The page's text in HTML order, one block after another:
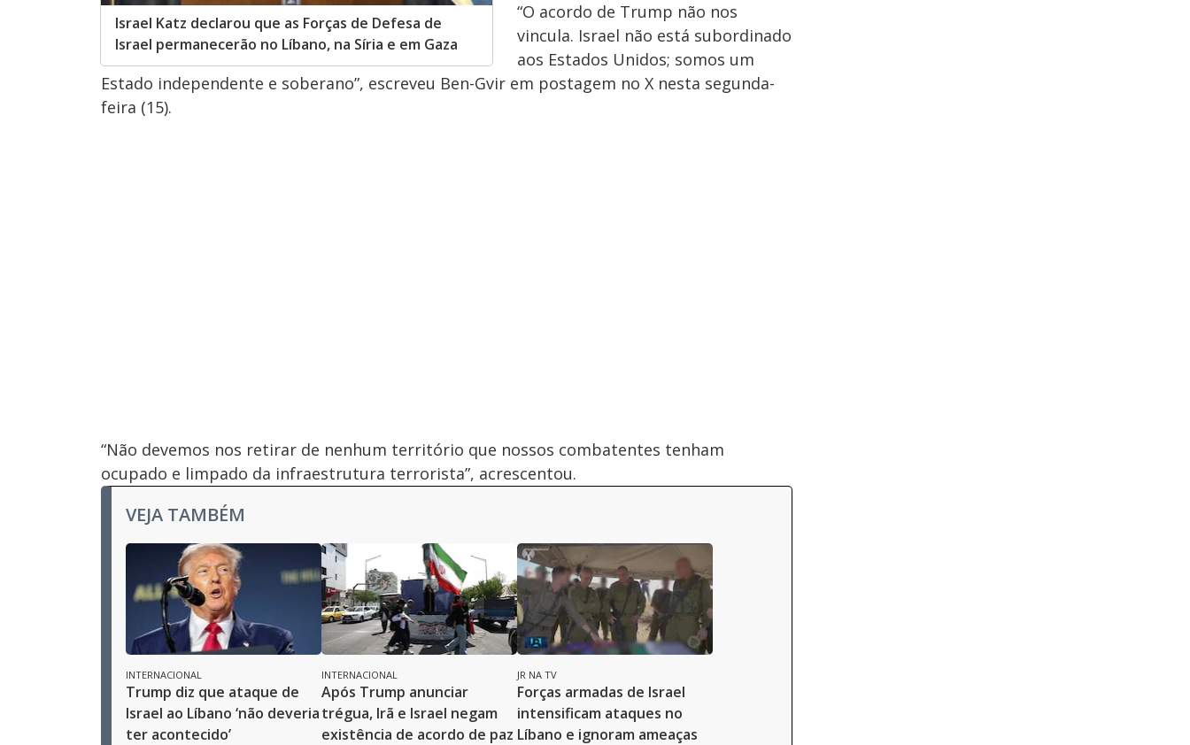
Israel Katz declarou que as Forças de Defesa de
Israel permanecerão no Líbano, na Síria e em Gaza
“O acordo de Trump não nos
vincula. Israel não está subordinado
aos Estados Unidos; somos um
Estado independente e soberano”, escreveu Ben-Gvir em postagem no X nesta segunda-
feira (15).
“Não devemos nos retirar de nenhum território que nossos combatentes tenham
ocupado e limpado da infraestrutura terrorista”, acrescentou.
VEJA TAMBÉM
INTERNACIONAL
Trump diz que ataque de
Israel ao Líbano ‘não deveria
ter acontecido’
INTERNACIONAL
Após Trump anunciar
trégua, Irã e Israel negam
existência de acordo de paz
JR NA TV
Forças armadas de Israel
intensificam ataques no
Líbano e ignoram ameaças